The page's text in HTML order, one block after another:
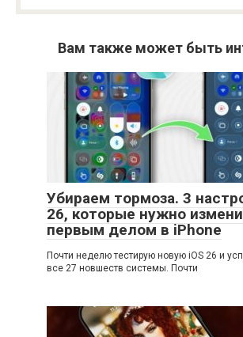
Вам также может быть
Убираем тормоза. 3
26, которые нужно
первым делом в iPhone
Почти неделю тестирую новую iOS 26 и
все 27 новшеств системы. Почти